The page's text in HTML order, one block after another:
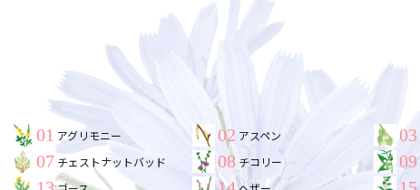
01 アグリモニー 02 アスペン 03
07 チェストナットバッド 08 チコリー 09